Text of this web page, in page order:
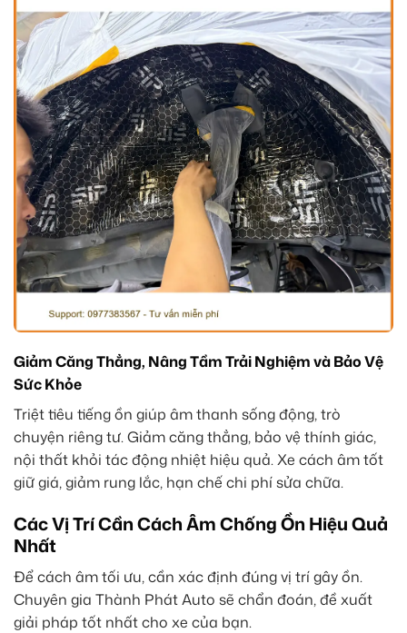
Giảm Căng Thẳng, Nâng Tầm Trải Nghiệm và Bảo Vệ
Sức Khỏe
Triệt tiêu tiếng ồn giúp âm thanh sống động, trò
chuyện riêng tư. Giảm căng thẳng, bảo vệ thính giác,
nội thất khỏi tác động nhiệt hiệu quả. Xe cách âm tốt
giữ giá, giảm rung lắc, hạn chế chi phí sửa chữa.
Các Vị Trí Cần Cách Âm Chống Ồn Hiệu Quả
Nhất
Để cách âm tối ưu, cần xác định đúng vị trí gây ồn.
Chuyên gia Thành Phát Auto sẽ chẩn đoán, đề xuất
giải pháp tốt nhất cho xe của bạn.